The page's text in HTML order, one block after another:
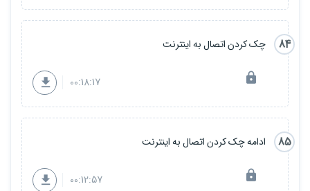
84 چک کردن اتصال به اینترنت
00:18:17
85 ادامه چک کردن اتصال به اینترنت
00:12:57